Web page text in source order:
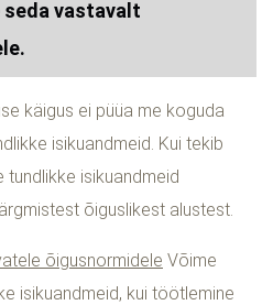
seda vastavalt
käigus ei püüa me koguda
isikuandmeid. Kui tekib
tundlikke isikuandmeid
õiguslikest alustest.
õigusnormidele Võime
isikuandmeid, kui töötlemine